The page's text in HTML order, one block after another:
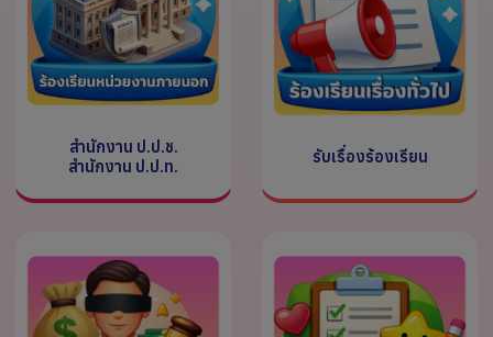
สำนักงาน ป.ป.ช.
สำนักงาน ป.ป.ท.
รับเรื่องร้องเรียน